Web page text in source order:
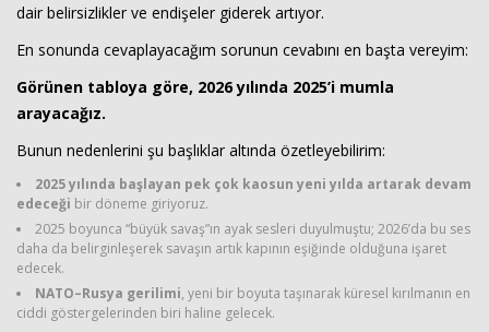
dair belirsizlikler ve endişeler giderek artıyor.
En sonunda cevaplayacağım sorunun cevabını en başta vereyim:
Görünen tabloya göre, 2026 yılında 2025’i mumla
arayacağız.
Bunun nedenlerini şu başlıklar altında özetleyebilirim:
2025 yılında başlayan pek çok kaosun yeni yılda artarak devam
edeceği bir döneme giriyoruz.
2025 boyunca “büyük savaş”ın ayak sesleri duyulmuştu; 2026’da bu ses
daha da belirginleşerek savaşın artık kapının eşiğinde olduğuna işaret
edecek.
NATO–Rusya gerilimi, yeni bir boyuta taşınarak küresel kırılmanın en
ciddi göstergelerinden biri haline gelecek.
Haberin Doğru Adresi.